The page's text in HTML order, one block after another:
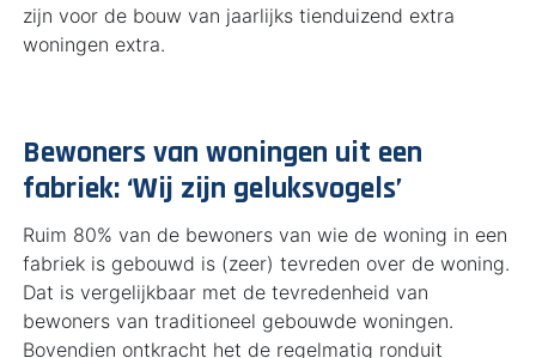
zijn voor de bouw van jaarlijks tienduizend extra
woningen extra.
Bewoners van woningen uit een
fabriek: ‘Wij zijn geluksvogels’
Ruim 80% van de bewoners van wie de woning in een
fabriek is gebouwd is (zeer) tevreden over de woning.
Dat is vergelijkbaar met de tevredenheid van
bewoners van traditioneel gebouwde woningen.
Bovendien ontkracht het de regelmatig ronduit